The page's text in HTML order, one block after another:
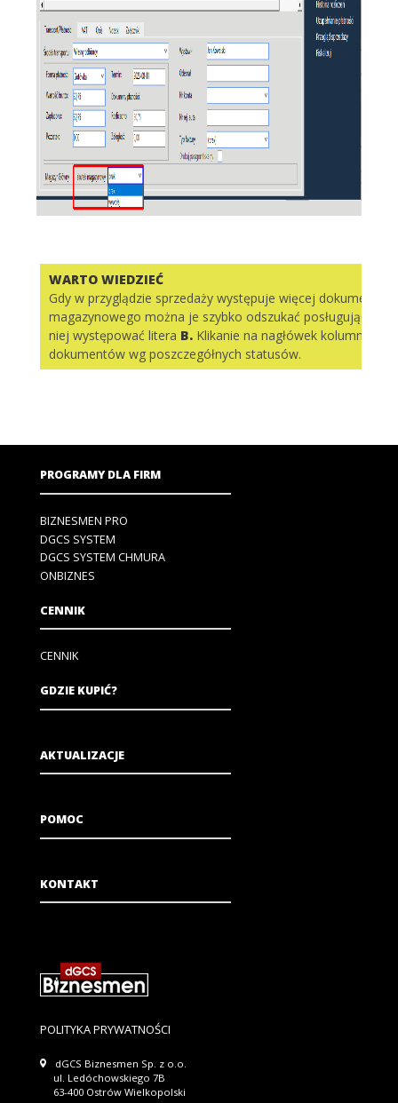
WARTO WIEDZIEĆ
Gdy w przyglądzie sprzedaży występuje więcej
magazynowego można je szybko odszukać posługując się
niej występować litera B. Klikanie na nagłówek kolumny
dokumentów wg poszczegółnych statusów.
PROGRAMY DLA FIRM
BIZNESMEN PRO
DGCS SYSTEM
DGCS SYSTEM CHMURA
ONBIZNES
CENNIK
CENNIK
GDZIE KUPIĆ?
AKTUALIZACJE
POMOC
KONTAKT
POLITYKA PRYWATNOŚCI
dGCS Biznesmen Sp. z o.o.
ul. Ledóchowskiego 7B
63-400 Ostrów Wielkopolski